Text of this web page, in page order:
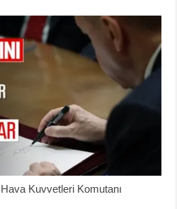
Kuvvetleri Komutanı